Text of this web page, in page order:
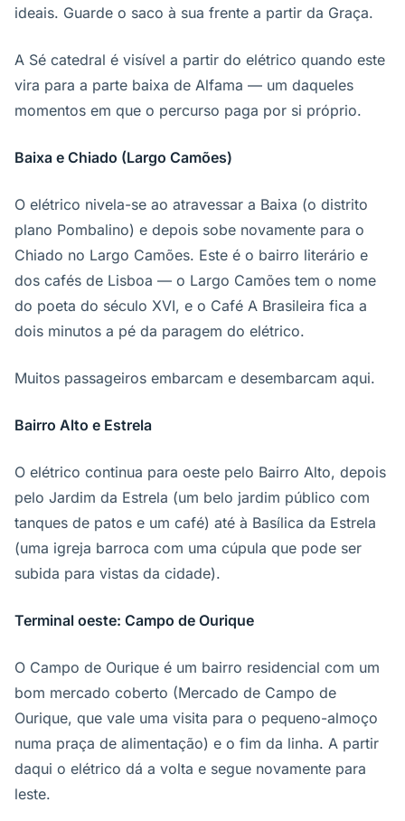
ideais. Guarde o saco à sua frente a partir da Graça.
A Sé catedral é visível a partir do elétrico quando este
vira para a parte baixa de Alfama — um daqueles
momentos em que o percurso paga por si próprio.
Baixa e Chiado (Largo Camões)
O elétrico nivela-se ao atravessar a Baixa (o distrito
plano Pombalino) e depois sobe novamente para o
Chiado no Largo Camões. Este é o bairro literário e
dos cafés de Lisboa — o Largo Camões tem o nome
do poeta do século XVI, e o Café A Brasileira fica a
dois minutos a pé da paragem do elétrico.
Muitos passageiros embarcam e desembarcam aqui.
Bairro Alto e Estrela
O elétrico continua para oeste pelo Bairro Alto, depois
pelo Jardim da Estrela (um belo jardim público com
tanques de patos e um café) até à Basílica da Estrela
(uma igreja barroca com uma cúpula que pode ser
subida para vistas da cidade).
Terminal oeste: Campo de Ourique
O Campo de Ourique é um bairro residencial com um
bom mercado coberto (Mercado de Campo de
Ourique, que vale uma visita para o pequeno-almoço
numa praça de alimentação) e o fim da linha. A partir
daqui o elétrico dá a volta e segue novamente para
leste.